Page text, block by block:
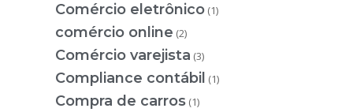
Comércio eletrônico (1)
comércio online (2)
Comércio varejista (3)
Compliance contábil (1)
Compra de carros (1)